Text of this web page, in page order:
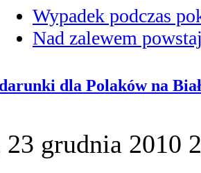
Wypadek podczas
Nad zalewem
dla Polaków na
grudnia 2010